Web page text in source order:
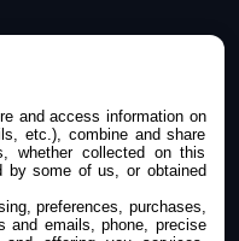
and access information on
etc.), combine and share
whether collected on this
by some of us, or obtained
preferences, purchases,
and emails, phone, precise